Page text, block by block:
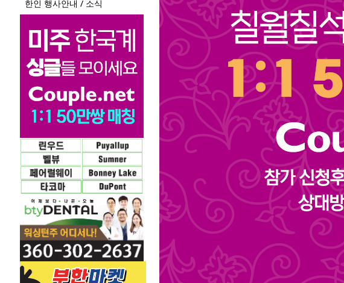
한인 행사안내 / 소식